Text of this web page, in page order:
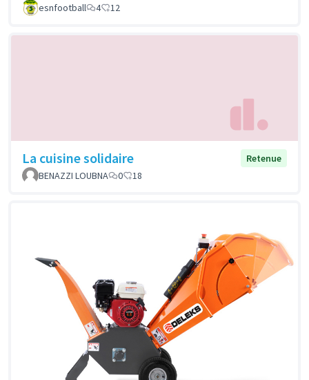
esnfootball
4 12
La cuisine solidaire
Retenue
BENAZZI LOUBNA
0 18